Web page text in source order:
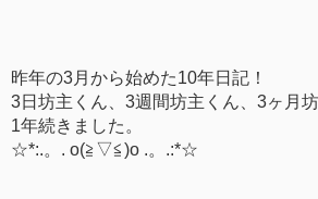
昨年の3月から始めた10年日記！
3日坊主くん、3週間坊主くん、3ヶ月
1年続きました。
☆*:.。. o(≧▽≦)o .。.:*☆